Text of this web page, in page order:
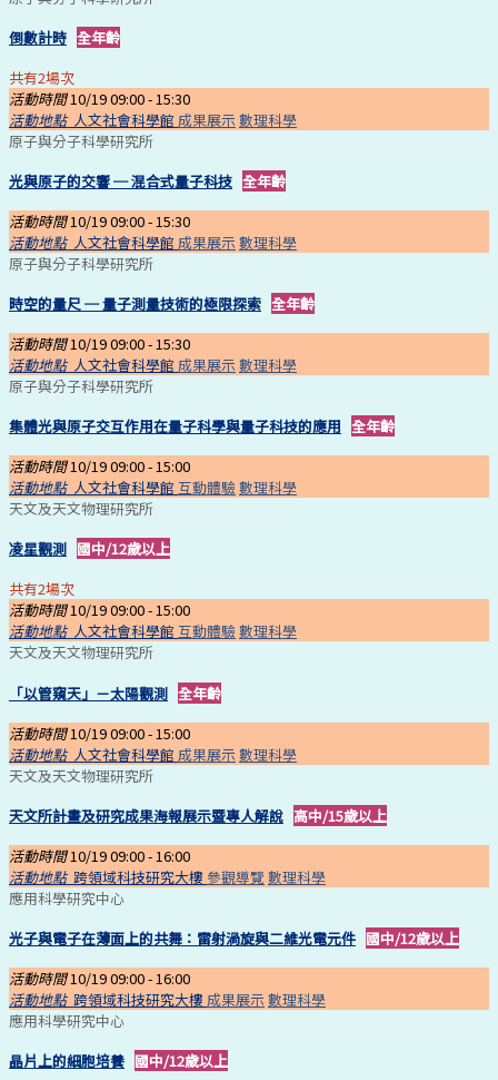
倒數計時 全年齡
共有2場次
活動時間10/19 09:00 -15:30
活動地點 人文社會科學館 成果展示 數理科學
原子與分子科學研究所
光與原子的交響 ─ 混合式量子科技 全年齡
活動時間10/19 09:00 -15:30
活動地點 人文社會科學館 成果展示 數理科學
原子與分子科學研究所
時空的量尺 ─ 量子測量技術的極限探索 全年齡
活動時間10/19 09:00 -15:30
活動地點 人文社會科學館 成果展示 數理科學
原子與分子科學研究所
集體光與原子交互作用在量子科學與量子科技的應用 全年齡
活動時間10/19 09:00 -15:00
活動地點 人文社會科學館 互動體驗數理科學
天文及天文物理研究所
凌星觀測 國中/12歲以上
共有2場次
活動時間10/19 09:00 -15:00
活動地點 人文社會科學館 互動體驗數理科學
天文及天文物理研究所
「以管窺天」－太陽觀測 全年齡
活動時間10/19 09:00 - 15:00
活動地點 人文社會科學館 成果展示 數理科學
天文及天文物理研究所
天文所計畫及研究成果海報展示暨專人解說 高中/15歲以上
活動時間10/19 09:00 - 16:00
活動地點 跨領域科技研究大樓參觀導覽 數理科學
應用科學研究中心
光子與電子在薄面上的共舞：雷射渦旋與二維光電元件 國中/12歲以上
活動時間10/19 09:00 - 16:00
活動地點 跨領域科技研究大樓 成果展示 數理科學
應用科學研究中心
晶片上的細胞培養 國中/12歲以上